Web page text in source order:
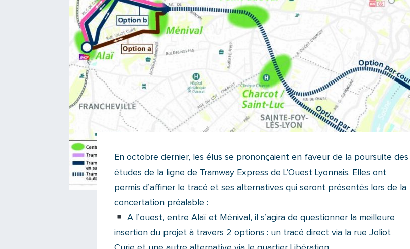
En octobre dernier, les élus se prononçaient en faveur de la poursuite des
études de la ligne de Tramway Express de L’Ouest Lyonnais. Elles ont
permis d’affiner le tracé et ses alternatives qui seront présentés lors de la
concertation préalable :
A l’ouest, entre Alaï et Ménival, il s’agira de questionner la meilleure
insertion du projet à travers 2 options : un tracé direct via la rue Joliot